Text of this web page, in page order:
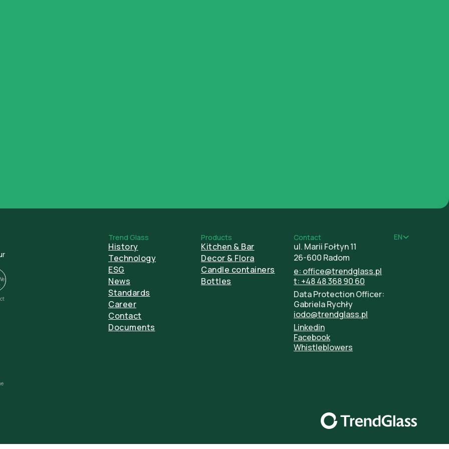
Trend Glass
History
Technology
ESG
News
Standards
Career
Contact
Documents
Products
Kitchen & Bar
Decor & Flora
Candle containers
Bottles
Contact
ul. Marii Fołtyn 11
26-600 Radom
e: office@trendglass.pl
t: +48 48 368 90 60
Data Protection Officer:
Gabriela Rychły
iodo@trendglass.pl
Linkedin
Facebook
Whistleblowers
EN